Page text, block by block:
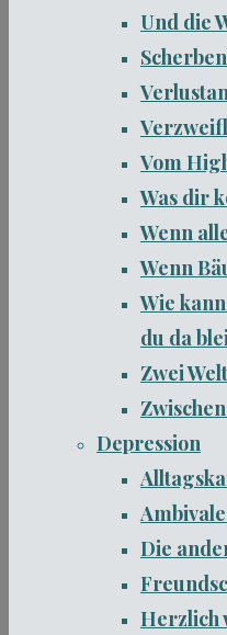
Und die
Vom
Was dir
Wenn
Wenn
Wie
du da
Zwei
Depression
Die
Herzlich